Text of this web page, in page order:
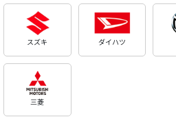
スズキ ダイハツ
三菱